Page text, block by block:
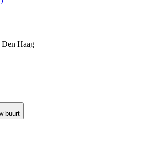
Den Haag
buurt